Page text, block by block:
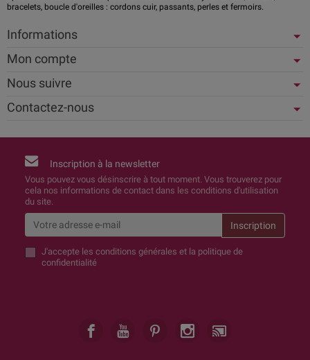
bracelets, boucle d'oreilles : cordons cuir, passants, perles et fermoirs.
Informations
Mon compte
Nous suivre
Contactez-nous
Inscription à la newsletter
Vous pouvez vous désinscrire à tout moment. Vous trouverez pour
cela nos informations de contact dans les conditions d'utilisation
du site.
J'accepte les conditions générales et la politique de
confidentialité